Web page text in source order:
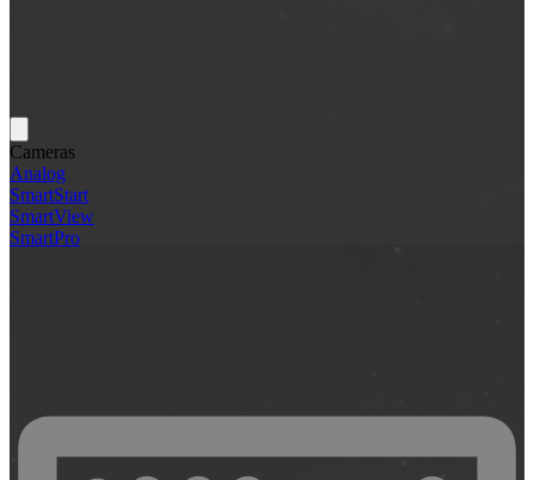
Cameras
Analog
SmartStart
SmartView
SmartPro